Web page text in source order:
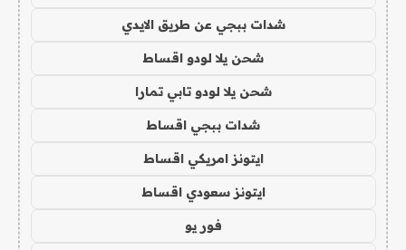
شدات ببجي عن طريق الايدي
شحن يلا لودو اقساط
شحن يلا لودو تابي تمارا
شدات ببجي اقساط
ايتونز امريكي اقساط
ايتونز سعودي اقساط
فور يو